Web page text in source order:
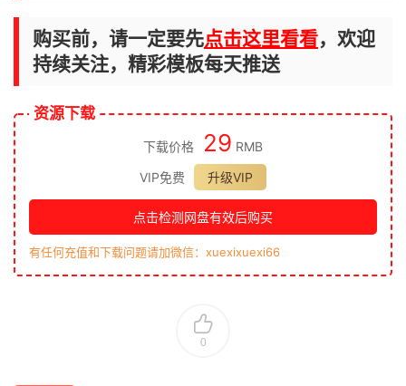
购买前，请一定要先点击这里看看，欢迎
持续关注，精彩模板每天推送
资源下载
下载价格 29 RMB
VIP免费
升级VIP
点击检测网盘有效后购买
有任何充值和下载问题请加微信：xuexixuexi66
0